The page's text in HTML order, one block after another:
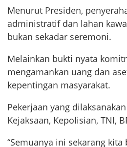
Menurut Presiden,
administratif dan lahan
bukan sekadar seremoni.
Melainkan bukti nyata
mengamankan uang dan
kepentingan masyarakat.
Pekerjaan yang
Kejaksaan, Kepolisian, TNI,
“Semuanya ini sekarang